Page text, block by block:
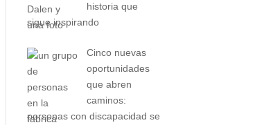
historia que
sigue inspirando
Cinco nuevas
oportunidades
que abren
caminos:
personas con discapacidad se